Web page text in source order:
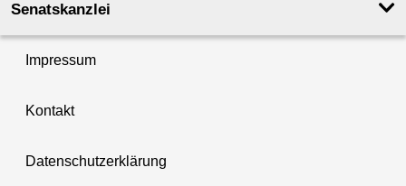
Senatskanzlei
Impressum
Kontakt
Datenschutzerklärung